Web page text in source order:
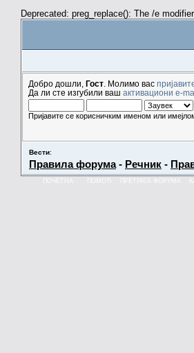
Deprecated: preg_replace(): The /e
Добро дошли, Гост . Молимо вас
Да ли сте изгубили ваш активациони e-
Пријавите се корисничким именом или
Вести:
Правила форума- Речник -